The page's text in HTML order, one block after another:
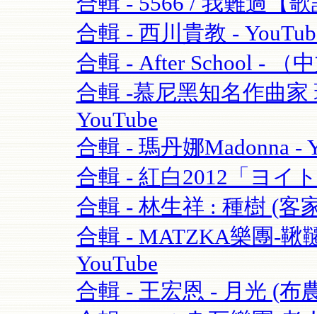
合輯 - 西川貴教 -
合輯 - After School - （
合輯 -慕尼黑知名作曲家
YouTube
合輯 - 瑪丹娜Madonna -
合輯 - 紅白2012「ヨイ
合輯 - 林生祥 : 種樹 (客
合輯 - MATZKA樂團-鞦
YouTube
合輯 - 王宏恩 - 月光 (布